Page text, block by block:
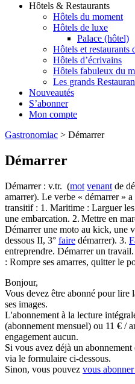
Hôtels & Restaurants
Hôtels du moment
Hôtels de luxe
Palace (hôtel)
Hôtels et restaurants
Hôtels d’écrivains
Hôtels fabuleux du
Les grands
Nouveautés
S’abonner
Mon compte
Gastronomiac > Démarrer
Démarrer
Démarrer : v.tr. (mot venant de
amarrer). Le verbe « démarrer » a
transitif : 1. Maritime : Larguer
une embarcation. 2. Mettre en
Démarrer une moto au kick, une
dessous II, 3° faire démarrer). 3.
entreprendre. Démarrer un
: Rompre ses amarres, quitter le
Bonjour,
Vous devez être abonné pour lire
ses images.
L'abonnement à la lecture
(abonnement mensuel) ou 11 € /
engagement aucun.
Si vous avez déjà un
via le formulaire ci-dessous.
Sinon, vous pouvez vous